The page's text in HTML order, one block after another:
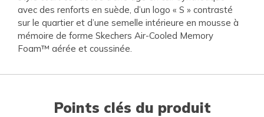
avec des renforts en suède, d’un logo « S » contrasté
sur le quartier et d’une semelle intérieure en mousse à
mémoire de forme Skechers Air-Cooled Memory
Foam™ aérée et coussinée.
Points clés du produit